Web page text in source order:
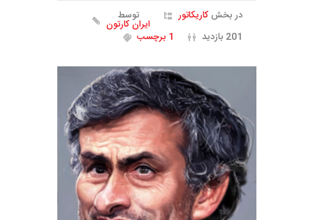
در بخشکاریکاتور توسط
ایران کارتون
201 بازدید
1 برچسب